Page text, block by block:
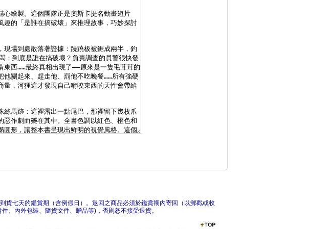
貨七天的鑑賞期（含例假日）。退回之商品必須於鑑賞期內寄回（以郵戳或收
、內外包裝、隨貨文件、贈品等)，否則恕不接受退貨。